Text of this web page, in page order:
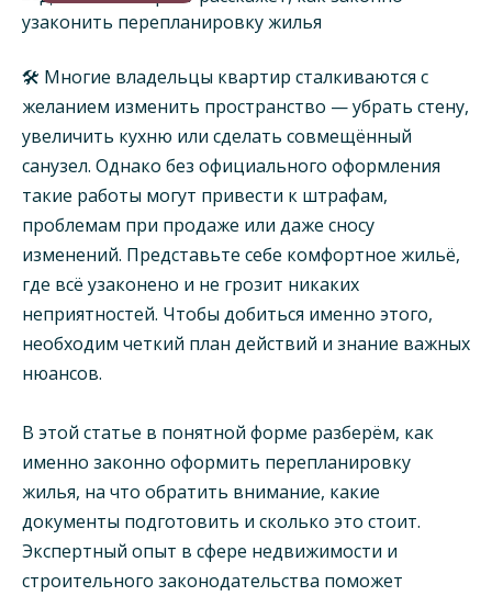
🛠️ Многие владельцы квартир сталкиваются с
желанием изменить пространство — убрать стену,
увеличить кухню или сделать совмещённый
санузел. Однако без официального оформления
такие работы могут привести к штрафам,
проблемам при продаже или даже сносу
изменений. Представьте себе комфортное жильё,
где всё узаконено и не грозит никаких
неприятностей. Чтобы добиться именно этого,
необходим четкий план действий и знание важных
нюансов.
В этой статье в понятной форме разберём, как
именно законно оформить перепланировку
жилья, на что обратить внимание, какие
документы подготовить и сколько это стоит.
Экспертный опыт в сфере недвижимости и
строительного законодательства поможет